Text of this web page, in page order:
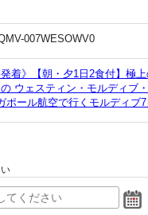
007WESOWV0
発着》【朝・夕1日2食付】極
ウェスティン・モルディブ
ポール航空で行くモルディブ7